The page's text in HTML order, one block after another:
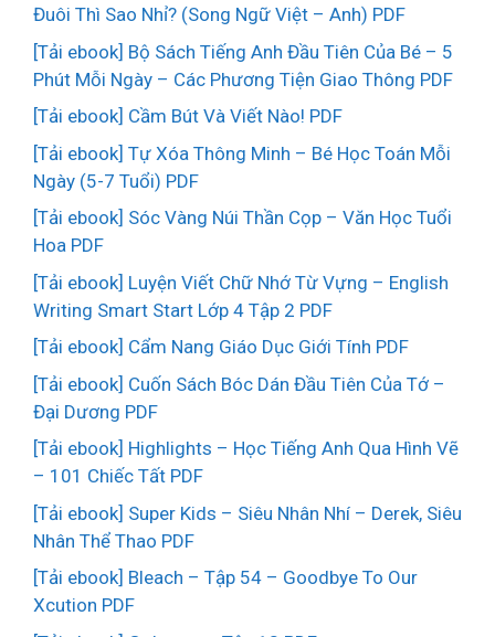
Đuôi Thì Sao Nhỉ? (Song Ngữ Việt – Anh) PDF
[Tải ebook] Bộ Sách Tiếng Anh Đầu Tiên Của Bé – 5
Phút Mỗi Ngày – Các Phương Tiện Giao Thông PDF
[Tải ebook] Cầm Bút Và Viết Nào! PDF
[Tải ebook] Tự Xóa Thông Minh – Bé Học Toán Mỗi
Ngày (5-7 Tuổi) PDF
[Tải ebook] Sóc Vàng Núi Thần Cọp – Văn Học Tuổi
Hoa PDF
[Tải ebook] Luyện Viết Chữ Nhớ Từ Vựng – English
Writing Smart Start Lớp 4 Tập 2 PDF
[Tải ebook] Cẩm Nang Giáo Dục Giới Tính PDF
[Tải ebook] Cuốn Sách Bóc Dán Đầu Tiên Của Tớ –
Đại Dương PDF
[Tải ebook] Highlights – Học Tiếng Anh Qua Hình Vẽ
– 101 Chiếc Tất PDF
[Tải ebook] Super Kids – Siêu Nhân Nhí – Derek, Siêu
Nhân Thể Thao PDF
[Tải ebook] Bleach – Tập 54 – Goodbye To Our
Xcution PDF